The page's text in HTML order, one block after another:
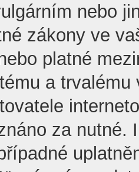
nebo
zákony ve
platné
a
za nutné.